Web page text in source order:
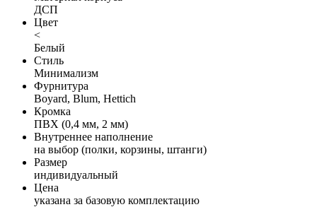
ДСП
Цвет
<
Белый
Стиль
Минимализм
Фурнитура
Boyard, Blum, Hettich
Кромка
ПВХ (0,4 мм, 2 мм)
Внутреннее наполнение
на выбор (полки, корзины, штанги)
Размер
индивидуальный
Цена
указана за базовую комплектацию